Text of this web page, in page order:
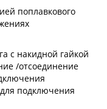
поплавкового
с накидной гайкой
/отсоединение
подключения